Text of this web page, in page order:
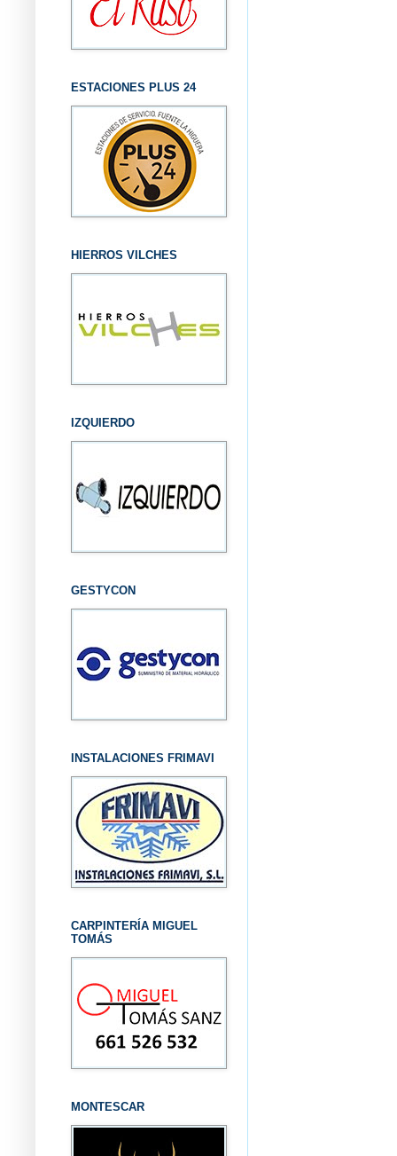
ESTACIONES PLUS 24
HIERROS VILCHES
IZQUIERDO
GESTYCON
INSTALACIONES FRIMAVI
CARPINTERÍA MIGUEL
TOMÁS
MONTESCAR